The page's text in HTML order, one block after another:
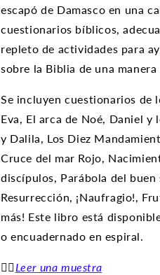
escapó de Damasco en una
cuestionarios bíblicos,
repleto de actividades para
sobre la Biblia de una
Se incluyen cuestionarios de
Eva, El arca de Noé, Daniel y
y Dalila, Los Diez
Cruce del mar Rojo,
discípulos, Parábola del buen
Resurrección, ¡Naufragio!,
más! Este libro está
o encuadernado en espiral.
👉🏽 Leer una muestra